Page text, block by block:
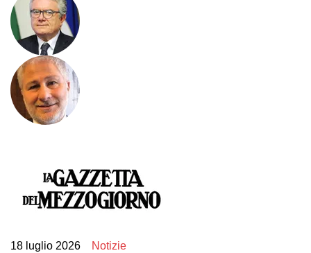
18 luglio 2026 Notizie